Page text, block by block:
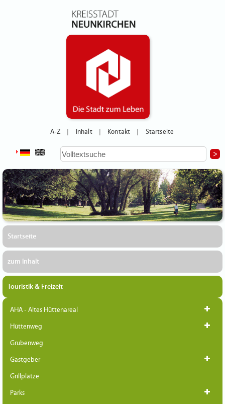
A-Z Inhalt Kontakt Startseite
Startseite
zum Inhalt
Touristik & Freizeit
AHA - Altes Hüttenareal
Hüttenweg
Grubenweg
Gastgeber
Grillplätze
Parks